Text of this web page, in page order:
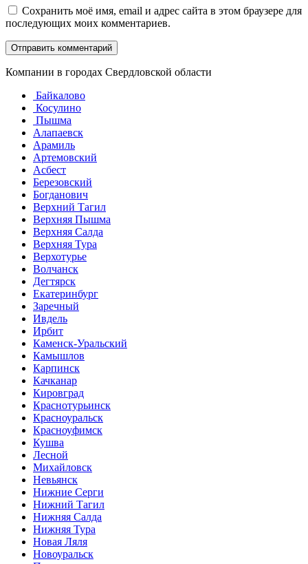
Сохранить моё имя, email и адрес сайта в этом браузере для
последующих моих комментариев.
Компании в городах Свердловской области
Байкалово
Косулино
Пышма
Алапаевск
Арамиль
Артемовский
Асбест
Березовский
Богданович
Верхний Тагил
Верхняя Пышма
Верхняя Салда
Верхняя Тура
Верхотурье
Волчанск
Дегтярск
Екатеринбург
Заречный
Ивдель
Ирбит
Каменск-Уральский
Камышлов
Карпинск
Качканар
Кировград
Краснотурьинск
Красноуральск
Красноуфимск
Кушва
Лесной
Михайловск
Невьянск
Нижние Серги
Нижний Тагил
Нижняя Салда
Нижняя Тура
Новая Ляля
Новоуральск